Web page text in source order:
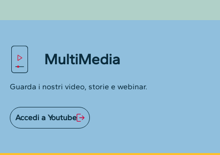
MultiMedia
Guarda i nostri video, storie e webinar.
Accedi a Youtube